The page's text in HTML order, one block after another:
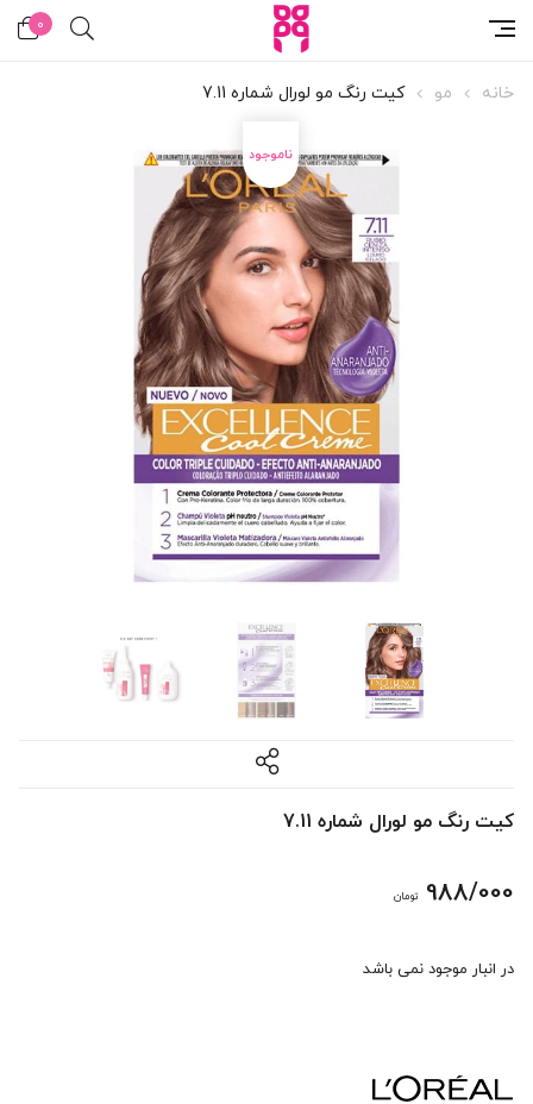
0
خانه مو کیت رنگ مو لورال شماره 7.11
کیت رنگ مو لورال شماره 7.11
988/000 تومان
در انبار موجود نمی باشد